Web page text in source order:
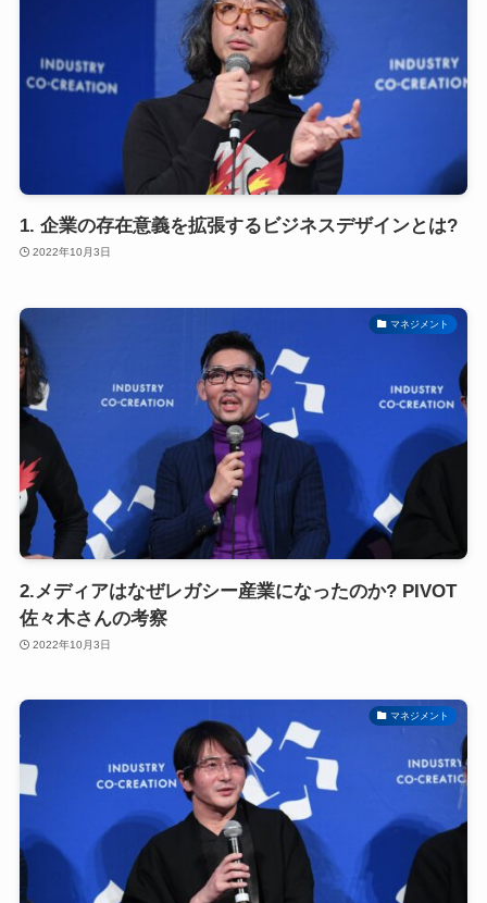
1. 企業の存在意義を拡張するビジネスデザインとは?
2022年10月3日
マネジメント
2.メディアはなぜレガシー産業になったのか? PIVOT
佐々木さんの考察
2022年10月3日
マネジメント